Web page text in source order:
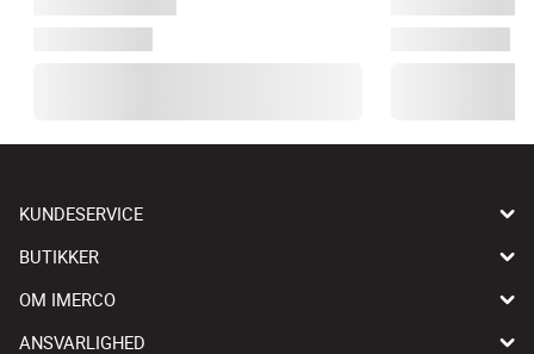
KUNDESERVICE
BUTIKKER
OM IMERCO
ANSVARLIGHED